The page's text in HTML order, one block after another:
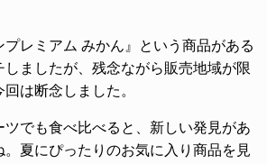
レミアム みかん』という商品がある
しましたが、残念ながら販売地域が限
は断念しました。
でも食べ比べると、新しい発見があ
。夏にぴったりのお気に入り商品を見